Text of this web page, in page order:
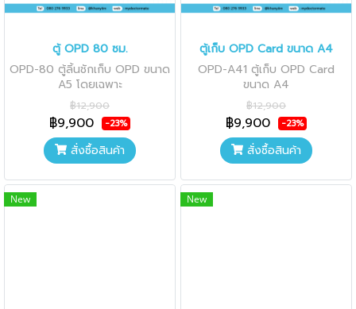
ตู้ OPD 80 ซม.
OPD-80 ตู้ลิ้นชักเก็บ OPD ขนาด
A5 โดยเฉพาะ
฿12,900
฿9,900 -23%
สั่งซื้อสินค้า
ตู้เก็บ OPD Card ขนาด A4
OPD-A41 ตู้เก็บ OPD Card
ขนาด A4
฿12,900
฿9,900 -23%
สั่งซื้อสินค้า
New New